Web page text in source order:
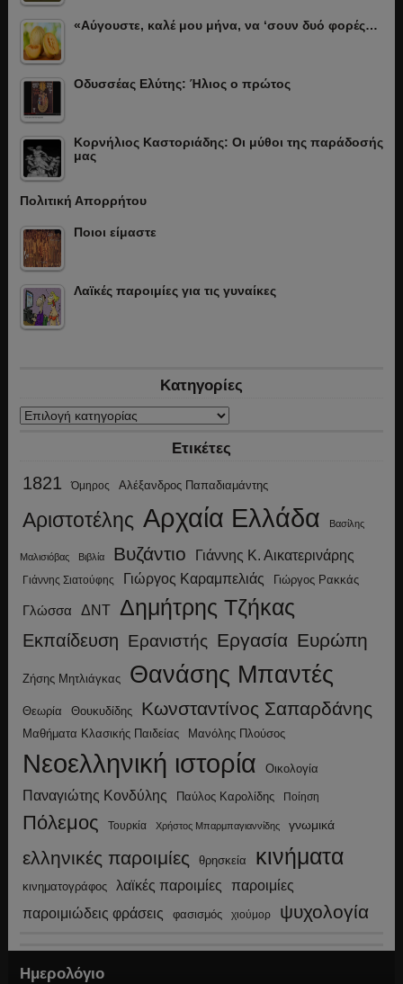
«Αύγουστε, καλέ μου μήνα, να ‘σουν δυό φορές…
Οδυσσέας Ελύτης: Ήλιος ο πρώτος
Κορνήλιος Καστοριάδης: Οι μύθοι της παράδοσής
μας
Πολιτική Απορρήτου
Ποιοι είμαστε
Λαϊκές παροιμίες για τις γυναίκες
Κατηγορίες
Κατηγορίες
Ετικέτες
1821 Όμηρος Αλέξανδρος Παπαδιαμάντης
Αριστοτέλης Αρχαία Ελλάδα Βασίλης
Μαλισιόβας Βιβλία Βυζάντιο Γιάννης Κ. Αικατερινάρης
Γιάννης Σιατούφης Γιώργος Καραμπελιάς Γιώργος Ρακκάς
Γλώσσα ΔΝΤ Δημήτρης Τζήκας
Εκπαίδευση Ερανιστής Εργασία Ευρώπη
Ζήσης Μητλιάγκας Θανάσης Μπαντές
Θεωρία Θουκυδίδης Κωνσταντίνος Σαπαρδάνης
Μαθήματα Κλασικής Παιδείας Μανόλης Πλούσος
Νεοελληνική ιστορία Οικολογία
Παναγιώτης Κονδύλης Παύλος Καρολίδης Ποίηση
Πόλεμος Τουρκία Χρήστος Μπαρμπαγιαννίδης γνωμικά
ελληνικές παροιμίες θρησκεία κινήματα
κινηματογράφος λαϊκές παροιμίες παροιμίες
παροιμιώδεις φράσεις φασισμός χιούμορ ψυχολογία
Ημερολόγιο